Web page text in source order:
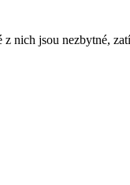
nich jsou nezbytné,